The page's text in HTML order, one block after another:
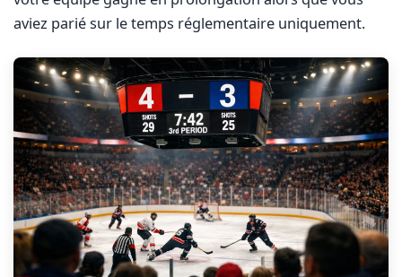
aviez parié sur le temps réglementaire uniquement.